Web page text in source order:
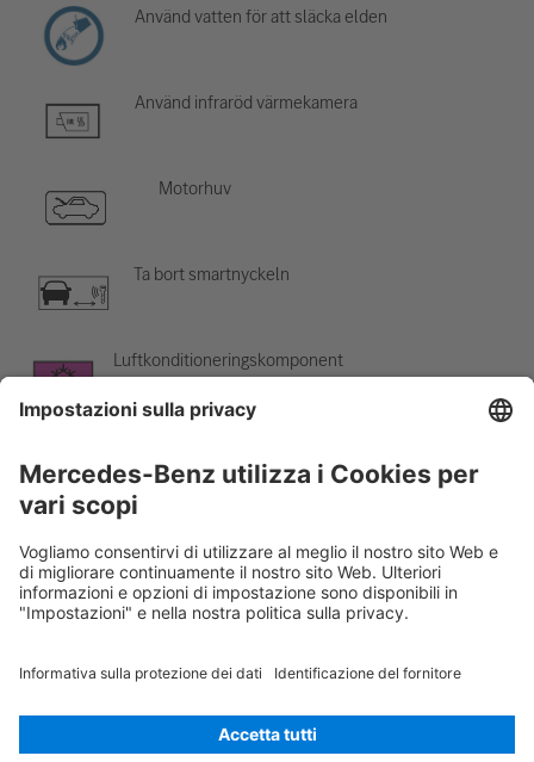
Använd vatten för att släcka elden
Använd infraröd värmekamera
Motorhuv
Ta bort smartnyckeln
Luftkonditioneringskomponent
206.209
© 2026Mercedes-Benz AG